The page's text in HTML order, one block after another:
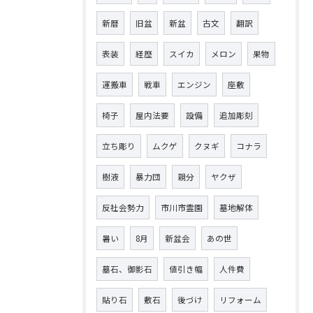
新暦 旧盆 新盆 古文 翻訳
表装 経歴 スイカ メロン 果物
運搬車 戦車 エンジン 座敷
椅子 屋内法要 設備 追加彫刻
立ち彫り ムクゲ クヌギ コナラ
樹液 暴力団 親分 ヤクザ
反社会勢力 市川市霊園 墓地解体
暑い 8月 新盆会 あの世
墓石、御影石 値引き幅 人件費
貼り石 敷石 後づけ リフォーム